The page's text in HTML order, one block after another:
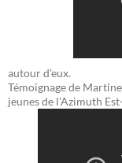
autour d'eux.
Témoignage de
jeunes de l'Azimuth